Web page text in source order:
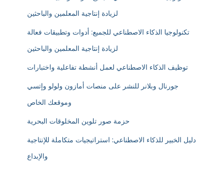
لزيادة إنتاجية المعلمين والباحثين
تكنولوجيا الذكاء الاصطناعي للجميع: أدوات وتطبيقات فعالة
لزيادة إنتاجية المعلمين والباحثين
توظيف الذكاء الاصطناعي لعمل أنشطة تفاعلية واختبارات
جورنال وبلانر للنشر على منصات أمازون ولولو وإتسي
وموقعك الخاص
حزمة صور تلوين المخلوقات البحرية
دليل الخبير للذكاء الاصطناعي: استراتيجيات متكاملة للإنتاجية
والإبداع